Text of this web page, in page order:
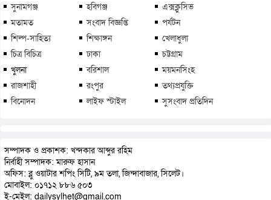
সুনামগঞ্জ
হবিগঞ্জ
এক্সক্লুসিভ
মতামত
সংবাদ বিজ্ঞপ্তি
পর্যটন
শিল্প-সাহিত্য
শিক্ষাঙ্গন
খেলাধুলা
চিত্র বিচিত্র
ঢাকা
চট্টগ্রাম
খুলনা
বরিশাল
ময়মনসিংহ
রাজশাহী
রংপুর
তথ্যপ্রযুক্তি
বিনোদন
লাইফ স্টাইল সুসংবাদ প্রতিদিন
সম্পাদক ও প্রকাশক: খন্দকার আব্দুর রহিম
নির্বাহী সম্পাদক: মারুফ হাসান
অফিস: ব্লু ওয়াটার শপিং সিটি, ৯ম তলা, জিন্দাবাজার, সিলেট।
মোবাইল: ০১৭১২ ৮৮৬ ৫০৩
ই-মেইল: dailysylhet@gmail.com